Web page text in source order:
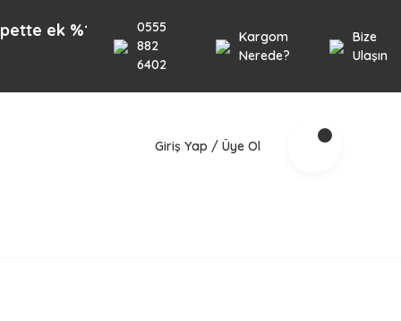
ek %10 İndirim 1000TL üzeri alışverişlerinizde
0555
882
6402
Kargom
Nerede?
Bize
Ulaşın
Giriş Yap / Üye Ol